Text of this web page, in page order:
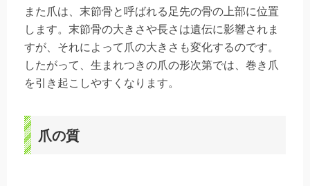
また爪は、末節骨と呼ばれる足先の骨の上部に位置
します。末節骨の大きさや長さは遺伝に影響されま
すが、それによって爪の大きさも変化するのです。
したがって、生まれつきの爪の形次第では、巻き爪
を引き起こしやすくなります。
爪の質